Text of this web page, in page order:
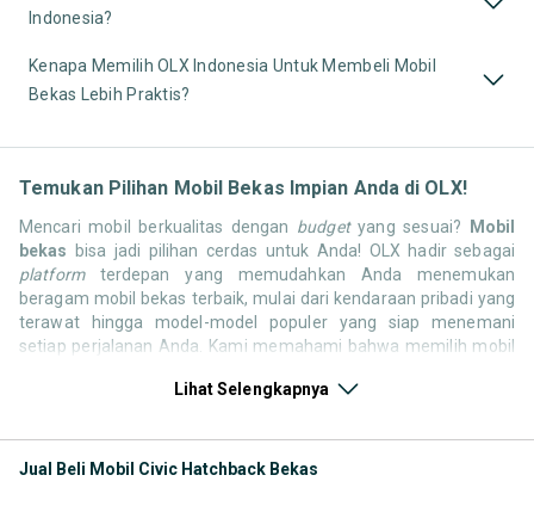
Indonesia?
Kenapa Memilih OLX Indonesia Untuk Membeli Mobil
Bekas Lebih Praktis?
Temukan Pilihan Mobil Bekas Impian Anda di OLX!
Mencari mobil berkualitas dengan budgetyang sesuai? Mobil
bekas bisa jadi pilihan cerdas untuk Anda! OLX hadir sebagai
platformterdepan yang memudahkan Anda menemukan
beragam mobil bekas terbaik, mulai dari kendaraan pribadi yang
terawat hingga model-model populer yang siap menemani
setiap perjalanan Anda. Kami memahami bahwa memilih mobil
ribuan daftar dari penjual terpercaya di seluruh Indonesia.
dengan gaya hidup, kebutuhan, danbudgetAnda!
Memilih mobil bekas yang tepat tentu bukan perkara mudah.
Lihat Selengkapnya
Jual Beli Mobil Civic Hatchback Bekas